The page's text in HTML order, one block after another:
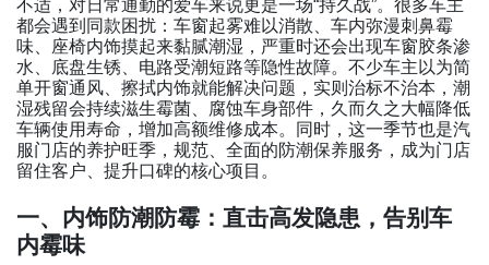
不适，对日常通勤的爱车来说更是一场“持久战”。很多车主
都会遇到同款困扰：车窗起雾难以消散、车内弥漫刺鼻霉
味、座椅内饰摸起来黏腻潮湿，严重时还会出现车窗胶条渗
水、底盘生锈、电路受潮短路等隐性故障。不少车主以为简
单开窗通风、擦拭内饰就能解决问题，实则治标不治本，潮
湿残留会持续滋生霉菌、腐蚀车身部件，久而久之大幅降低
车辆使用寿命，增加高额维修成本。同时，这一季节也是汽
服门店的养护旺季，规范、全面的防潮保养服务，成为门店
留住客户、提升口碑的核心项目。
一、内饰防潮防霉：直击高发隐患，告别车
内霉味